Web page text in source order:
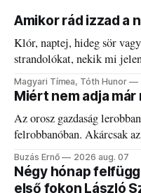
Amikor rád izzad a
Klór, naptej, hideg sör
strandolókat, nekik mi
kánikulát.
Magyari Tímea, Tóth Hunor
Miért nem adja
Az orosz gazdaság
felrobbanóban. Akárcsak
elégedetlen vezetőivel.
Buzás Ernő 2026 aug. 07
Négy hónap
első fokon László